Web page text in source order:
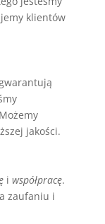
klientów
jakości.
i współpracę.
zaufaniu i